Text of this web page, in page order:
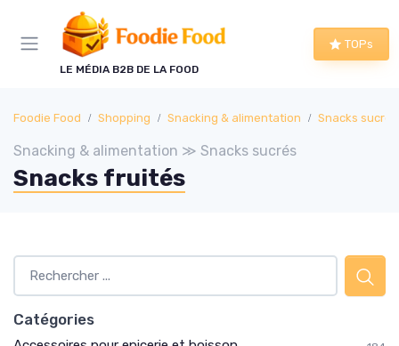
LE MÉDIA B2B DE LA FOOD
TOPs
Foodie Food Shopping Snacking & alimentation Snacks sucrés
Snacking & alimentation ≫ Snacks sucrés
Snacks fruités
Catégories
Panneau de gestion des cookies